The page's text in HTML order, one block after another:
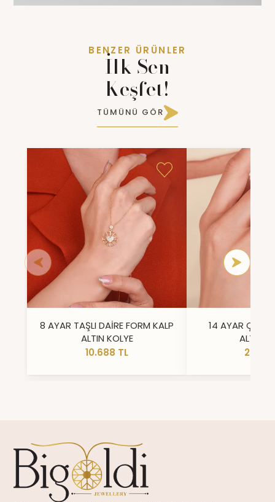
BENZER ÜRÜNLER
İlk Sen
Keşfet!
TÜMÜNÜ GÖR
8 AYAR TAŞLI DAİRE FORM KALP
ALTIN KOLYE
10.688 TL
14 AYAR ÇİFT
ALTIN